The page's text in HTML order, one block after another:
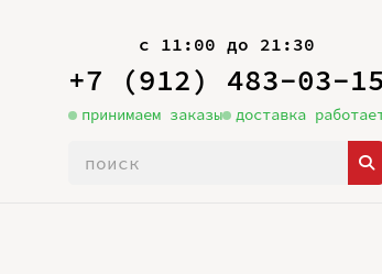
с 11:00 до 21:30
+7 (912) 483-03-15
принимаем заказы доставка